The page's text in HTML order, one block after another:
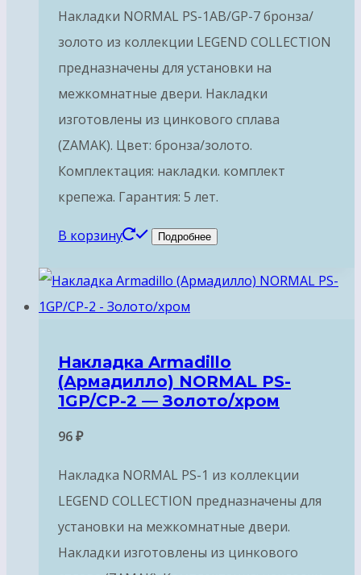
Накладки NORMAL PS-1AB/GP-7 бронза/
золото из коллекции LEGEND COLLECTION
предназначены для установки на
межкомнатные двери. Накладки
изготовлены из цинкового сплава
(ZAMAK). Цвет: бронза/золото.
Комплектация: накладки. комплект
крепежа. Гарантия: 5 лет.
В корзину Подробнее
Накладка Armadillo
(Армадилло) NORMAL PS-
1GP/CP-2 — Золото/хром
96₽
Накладка NORMAL PS-1 из коллекции
LEGEND COLLECTION предназначены для
установки на межкомнатные двери.
Накладки изготовлены из цинкового